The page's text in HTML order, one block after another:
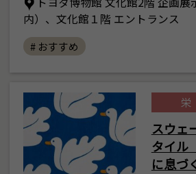
内）、文化館１階 エントランス
# おすすめ
栄
スウェ
タイル
に息づ